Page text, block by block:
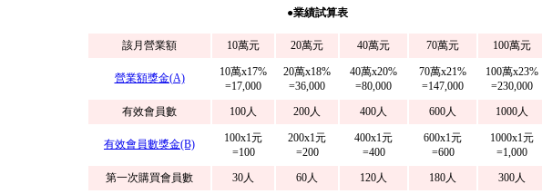
●業績試算表
該月營業額 10萬元 20萬元 40萬元 70萬元 100萬元
營業額獎金(A)
10萬x17%
=17,000
20萬x18%
=36,000
40萬x20%
=80,000
70萬x21%
=147,000
100萬x23%
=230,000
有效會員數
100人 200人 400人 600人 1000人
有效會員數獎金(B)
100x1元
=100
200x1元
=200
400x1元
=400
600x1元
=600
1000x1元
=1,000
第一次購買會員數
30人 60人 120人 180人 300人